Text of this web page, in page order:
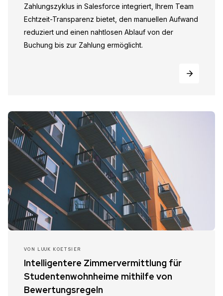
Zahlungszyklus in Salesforce integriert, Ihrem Team
Echtzeit-Transparenz bietet, den manuellen Aufwand
reduziert und einen nahtlosen Ablauf von der
Buchung bis zur Zahlung ermöglicht.
VON LUUK KOETSIER
Intelligentere Zimmervermittlung für
Studentenwohnheime mithilfe von
Bewertungsregeln